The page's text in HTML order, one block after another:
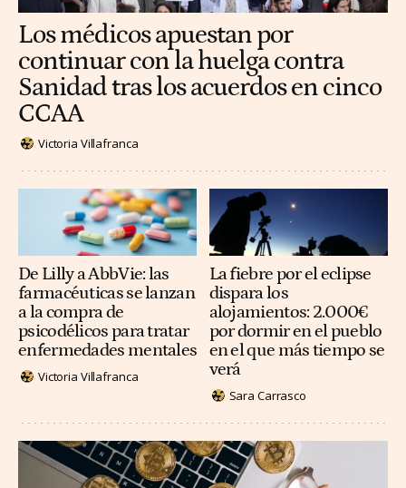
Los médicos apuestan por
continuar con la huelga contra
Sanidad tras los acuerdos en cinco
CCAA
Victoria Villafranca
De Lilly a AbbVie: las
farmacéuticas se lanzan
a la compra de
psicodélicos para tratar
enfermedades mentales
Victoria Villafranca
La fiebre por el eclipse
dispara los
alojamientos: 2.000€
por dormir en el pueblo
en el que más tiempo se
verá
Sara Carrasco